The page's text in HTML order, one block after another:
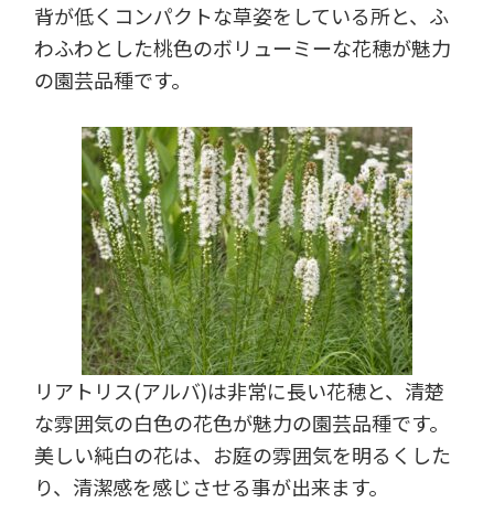
背が低くコンパクトな草姿をしている所と、ふ
わふわとした桃色のボリューミーな花穂が魅力
の園芸品種です。
リアトリス(アルバ)は非常に長い花穂と、清楚
な雰囲気の白色の花色が魅力の園芸品種です。
美しい純白の花は、お庭の雰囲気を明るくした
り、清潔感を感じさせる事が出来ます。